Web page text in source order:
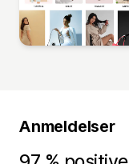
Anmeldelser